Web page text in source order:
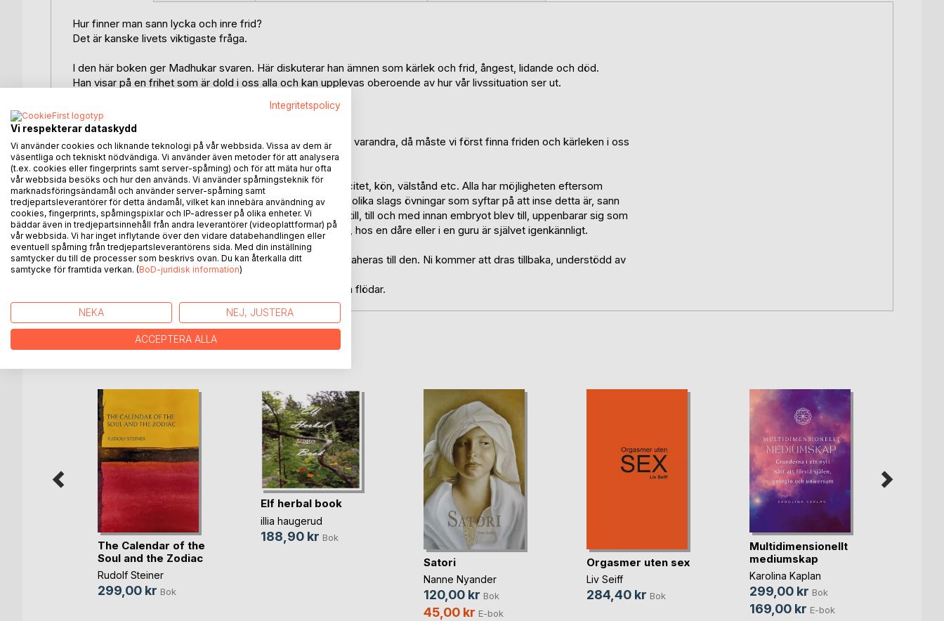
Hur finner man sann lycka och inre frid?
Det är kanske livets viktigaste fråga.
I den här boken ger Madhukar svaren. Här diskuterar han ämnen som kärlek och frid, ångest, lidande och död.
Han visar på en frihet som är dold i oss alla och kan upplevas oberoende av hur vår livssituation ser ut.
Ur boken:
Om vi vill ha fred i världen, och att alla människor ska älska varandra, då måste vi först finna friden och kärleken i oss
själva.
Alla har möjligheten att vakna upp, oavsett utbildning, etnicitet, kön, välstånd etc. Alla har möjligheten eftersom
friden och kärleken är vår sanna natur. Mer effektiv än alla olika slags övningar som syftar på att inse detta är, sann
advaita. Ursprunget, det som är innan egenskaperna blev till, till och med innan embryot blev till, uppenbarar sig som
självet och är för alltid orört. Endast i renheten hos barnen, hos en dåre eller i en guru är självet igenkännligt.
När ni en gång har känt friheten kommer ni ständigt att attraheras till den. Ni kommer att dras tillbaka, understödd av
en mästare såväl som er innersta diamant -- självet.
Nåden har funnits här i tiotusentals år. Den bara flödar och flödar.
ANDRA TITLAR HOSBoD
The Calendar of the
Soul and the Zodiac
Rudolf Steiner
299,00 kr Bok
Elf herbal book
illia haugerud
188,90 kr Bok
Satori
Nanne Nyander
120,00 kr Bok
45,00 kr E-bok
Orgasmer uten sex
Liv Seiff
284,40 kr Bok
Multidimensionellt
mediumskap
Karolina Kaplan
299,00 kr Bok
169,00 kr E-bok
Integritetspolicy
Vi respekterar dataskydd
Vi använder cookies och liknande teknologi på vår webbsida. Vissa av dem är
väsentliga och tekniskt nödvändiga. Vi använder även metoder för att analysera
(t.ex. cookies eller fingerprints samt server-spårning) och för att mäta hur ofta
vår webbsida besöks och hur den används. Vi använder spårningsteknik för
marknadsföringsändamål och använder server-spårning samt
tredjepartsleverantörer för detta ändamål, vilket kan innebära användning av
cookies, fingerprints, spårningspixlar och IP-adresser på olika enheter. Vi
bäddar även in tredjepartsinnehåll från andra leverantörer (videoplattformar) på
vår webbsida. Vi har inget inflytande över den vidare databehandlingen eller
eventuell spårning från tredjepartsleverantörens sida. Med din inställning
samtycker du till de processer som beskrivs ovan. Du kan återkalla ditt
samtycke för framtida verkan. (BoD-juridisk information)
NEKA NEJ, JUSTERA
ACCEPTERA ALLA